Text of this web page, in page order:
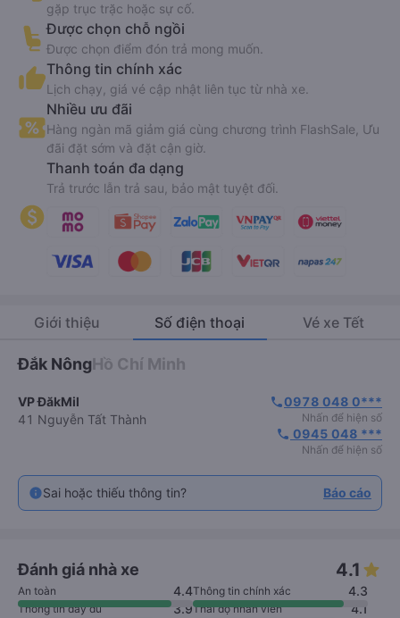
gặp trục trặc hoặc sự cố.
Được chọn chỗ ngồi
Được chọn điểm đón trả mong muốn.
Thông tin chính xác
Lịch chạy, giá vé cập nhật liên tục từ nhà xe.
Nhiều ưu đãi
Hàng ngàn mã giảm giá cùng chương trình FlashSale, Ưu
đãi đặt sớm và đặt cận giờ.
Thanh toán đa dạng
Trả trước lẫn trả sau, bảo mật tuyệt đối.
Giới thiệu Số điện thoại Vé xe Tết
Đắk NôngHồ Chí Minh
VP ĐăkMil
41 Nguyễn Tất Thành
phone0978 048 0***
Nhấn để hiện số
phone 0945 048 ***
Nhấn để hiện số
Sai hoặc thiếu thông tin? Báo cáo
Đánh giá nhà xe 4.1
An toàn 4.4Thông tin chính xác 4.3
Thông tin đầy đủ 3.9Thái độ nhân viên 4.1